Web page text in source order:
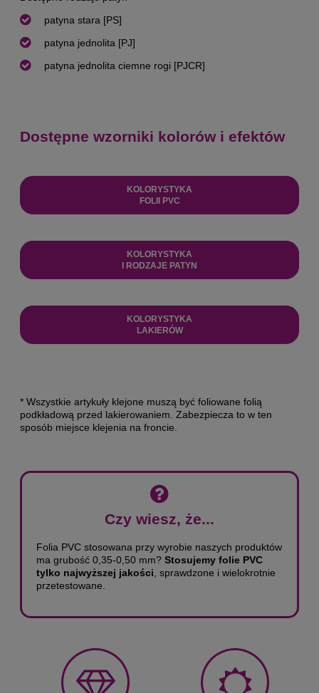
patyna stara [PS]
patyna jednolita [PJ]
patyna jednolita ciemne rogi [PJCR]
Dostępne wzorniki kolorów i efektów
KOLORYSTYKA
FOLII PVC
KOLORYSTYKA
I RODZAJE PATYN
KOLORYSTYKA
LAKIERÓW
* Wszystkie artykuły klejone muszą być foliowane folią
podkładową przed lakierowaniem. Zabezpiecza to w ten
sposób miejsce klejenia na froncie.
Czy wiesz, że...
Folia PVC stosowana przy wyrobie naszych produktów
ma grubość 0,35-0,50 mm? Stosujemy folie PVC
tylko najwyższej jakości , sprawdzone i wielokrotnie
przetestowane.